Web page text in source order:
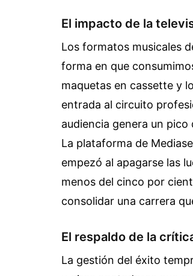
El impacto de la
Los formatos musicales
forma en que
maquetas en cassette y
entrada al circuito
audiencia genera un
La plataforma de
empezó al apagarse las
menos del cinco por
consolidar una carrera
El respaldo de la
La gestión del éxito